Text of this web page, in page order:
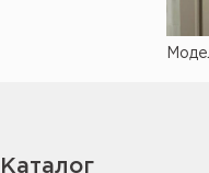
Каталог